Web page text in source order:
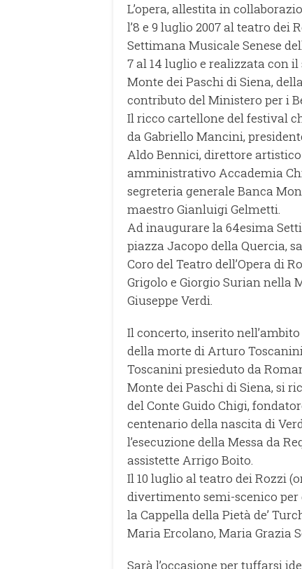
L’opera, allestita in
l’8 e 9 luglio 2007 al teatro dei
Settimana Musicale Senese
7 al 14 luglio e realizzata con
Monte dei Paschi di Siena,
contributo del Ministero per i
Il ricco cartellone del festival
da Gabriello Mancini,
Aldo Bennici, direttore
amministrativo Accademia
segreteria generale Banca
maestro Gianluigi Gelmetti.
Ad inaugurare la 64esima
piazza Jacopo della Quercia,
Coro del Teatro dell’Opera di
Grigolo e Giorgio Surian nella
Giuseppe Verdi.
Il concerto, inserito
della morte di Arturo
Toscanini presieduto da
Monte dei Paschi di Siena, si
del Conte Guido Chigi,
centenario della nascita di
l’esecuzione della Messa da
assistette Arrigo Boito.
Il 10 luglio al teatro dei Rozzi
divertimento semi-scenico
la Cappella della Pietà de’
Maria Ercolano, Maria Grazia
Sarà l’occasione per tuffarsi